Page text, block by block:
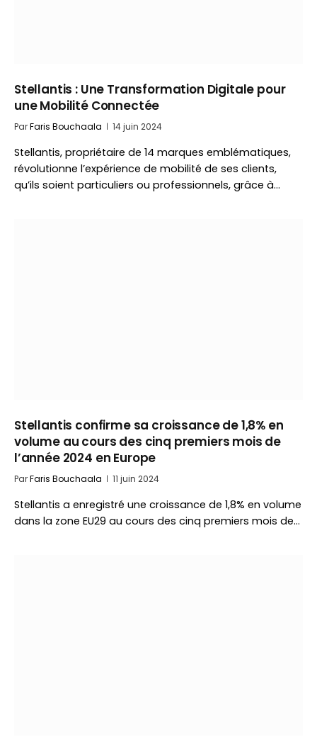
Stellantis : Une Transformation Digitale pour
une Mobilité Connectée
ParFaris Bouchaala 14 juin 2024
Stellantis, propriétaire de 14 marques emblématiques,
révolutionne l’expérience de mobilité de ses clients,
qu’ils soient particuliers ou professionnels, grâce à…
Stellantis confirme sa croissance de 1,8% en
volume au cours des cinq premiers mois de
l’année 2024 en Europe
ParFaris Bouchaala 11 juin 2024
Stellantis a enregistré une croissance de 1,8% en volume
dans la zone EU29 au cours des cinq premiers mois de…